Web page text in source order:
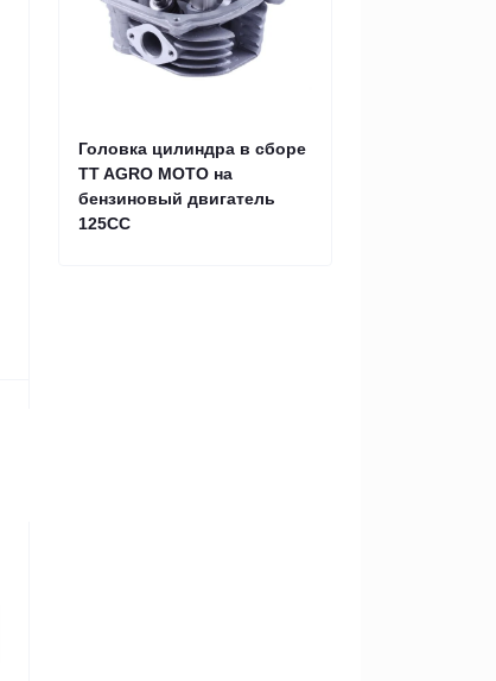
Головка цилиндра в сборе
TT AGRO MOTO на
бензиновый двигатель
125CC